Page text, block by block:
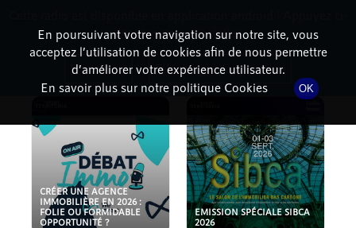
PODCASTS
CRÉER UNE AGENCE
IMMOBILIÈRE EN 2026 :
FOLIE OU FORMIDABLE
OPPORTUNITÉ ?
EMISSION SPÉCIALE SIBCA
2026
En poursuivant votre navigation sur notre site, vous
acceptez l’utilisation de cookies afin de nous permettre
d’améliorer votre expérience utilisateur.
En savoir plus sur notre politique Cookies
OK
dessous pour l'installer.
Non merci Télécharger l'application